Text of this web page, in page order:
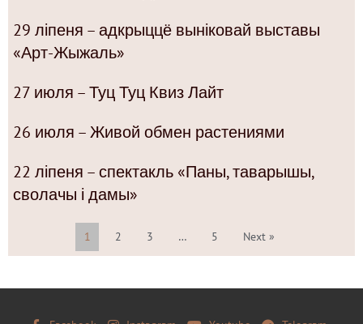
29 ліпеня – адкрыццё выніковай выставы
«Арт-Жыжаль»
27 июля – Туц Туц Квиз Лайт
26 июля – Живой обмен растениями
22 ліпеня – спектакль «Паны, таварышы,
сволачы і дамы»
1 2 3 … 5 Next »